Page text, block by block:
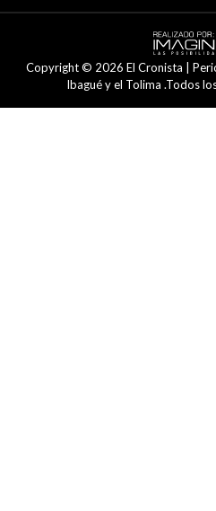
Copyright © 2026 El Cronista |
Ibagué y el Tolima .Todos